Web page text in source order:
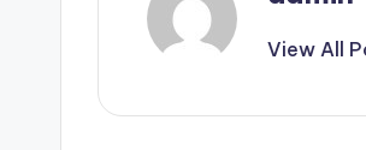
View All